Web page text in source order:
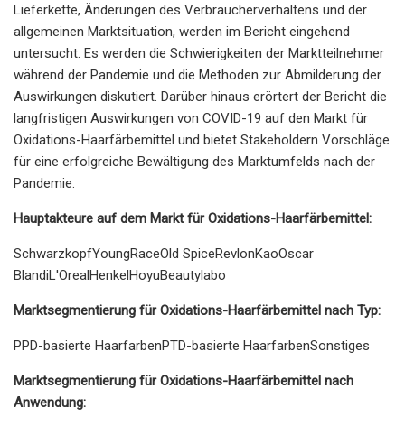
Lieferkette, Änderungen des Verbraucherverhaltens und der
allgemeinen Marktsituation, werden im Bericht eingehend
untersucht. Es werden die Schwierigkeiten der Marktteilnehmer
während der Pandemie und die Methoden zur Abmilderung der
Auswirkungen diskutiert. Darüber hinaus erörtert der Bericht die
langfristigen Auswirkungen von COVID-19 auf den Markt für
Oxidations-Haarfärbemittel und bietet Stakeholdern Vorschläge
für eine erfolgreiche Bewältigung des Marktumfelds nach der
Pandemie.
Hauptakteure auf dem Markt für Oxidations-Haarfärbemittel:
SchwarzkopfYoungRaceOld SpiceRevlonKaoOscar
BlandiL'OrealHenkelHoyuBeautylabo
Marktsegmentierung für Oxidations-Haarfärbemittel nach Typ:
PPD-basierte HaarfarbenPTD-basierte HaarfarbenSonstiges
Marktsegmentierung für Oxidations-Haarfärbemittel nach
Anwendung: